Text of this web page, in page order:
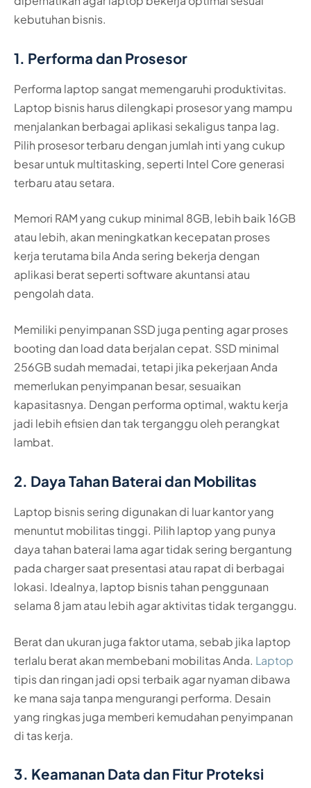
kebutuhan bisnis.
1. Performa dan Prosesor
Performa laptop sangat memengaruhi produktivitas.
Laptop bisnis harus dilengkapi prosesor yang mampu
menjalankan berbagai aplikasi sekaligus tanpa lag.
Pilih prosesor terbaru dengan jumlah inti yang cukup
besar untuk multitasking, seperti Intel Core generasi
terbaru atau setara.
Memori RAM yang cukup minimal 8GB, lebih baik 16GB
atau lebih, akan meningkatkan kecepatan proses
kerja terutama bila Anda sering bekerja dengan
aplikasi berat seperti software akuntansi atau
pengolah data.
Memiliki penyimpanan SSD juga penting agar proses
booting dan load data berjalan cepat. SSD minimal
256GB sudah memadai, tetapi jika pekerjaan Anda
memerlukan penyimpanan besar, sesuaikan
kapasitasnya. Dengan performa optimal, waktu kerja
jadi lebih efisien dan tak terganggu oleh perangkat
lambat.
2. Daya Tahan Baterai dan Mobilitas
Laptop bisnis sering digunakan di luar kantor yang
menuntut mobilitas tinggi. Pilih laptop yang punya
daya tahan baterai lama agar tidak sering bergantung
pada charger saat presentasi atau rapat di berbagai
lokasi. Idealnya, laptop bisnis tahan penggunaan
selama 8 jam atau lebih agar aktivitas tidak terganggu.
Berat dan ukuran juga faktor utama, sebab jika laptop
terlalu berat akan membebani mobilitas Anda. Laptop
tipis dan ringan jadi opsi terbaik agar nyaman dibawa
ke mana saja tanpa mengurangi performa. Desain
yang ringkas juga memberi kemudahan penyimpanan
di tas kerja.
3. Keamanan Data dan Fitur Proteksi